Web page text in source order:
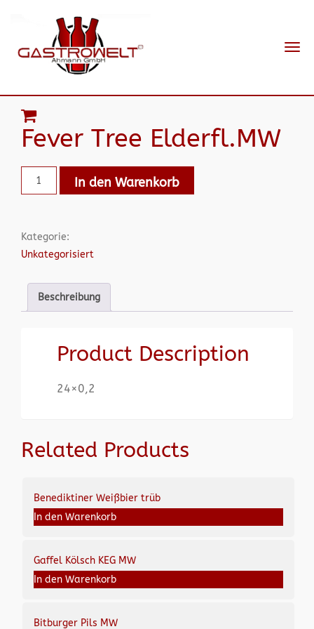
Fever Tree Elderfl.MW
In den Warenkorb
Kategorie:
Unkategorisiert
Beschreibung
Product Description
24×0,2
Related Products
Benediktiner Weißbier trüb
In den Warenkorb
Gaffel Kölsch KEG MW
In den Warenkorb
Bitburger Pils MW